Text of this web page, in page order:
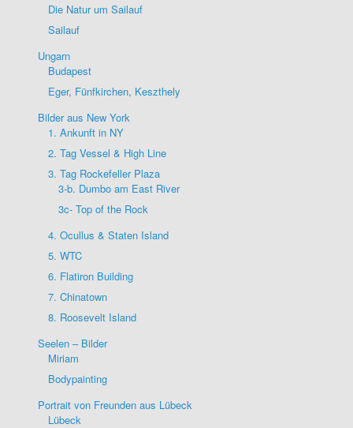
Die Natur um Sailauf
Sailauf
Ungarn
Budapest
Eger, Fünfkirchen, Keszthely
Bilder aus New York
1. Ankunft in NY
2. Tag Vessel & High Line
3. Tag Rockefeller Plaza
3-b. Dumbo am East River
3c- Top of the Rock
4. Ocullus & Staten Island
5. WTC
6. Flatiron Building
7. Chinatown
8. Roosevelt Island
Seelen – Bilder
Miriam
Bodypainting
Portrait von Freunden aus Lübeck
Lübeck